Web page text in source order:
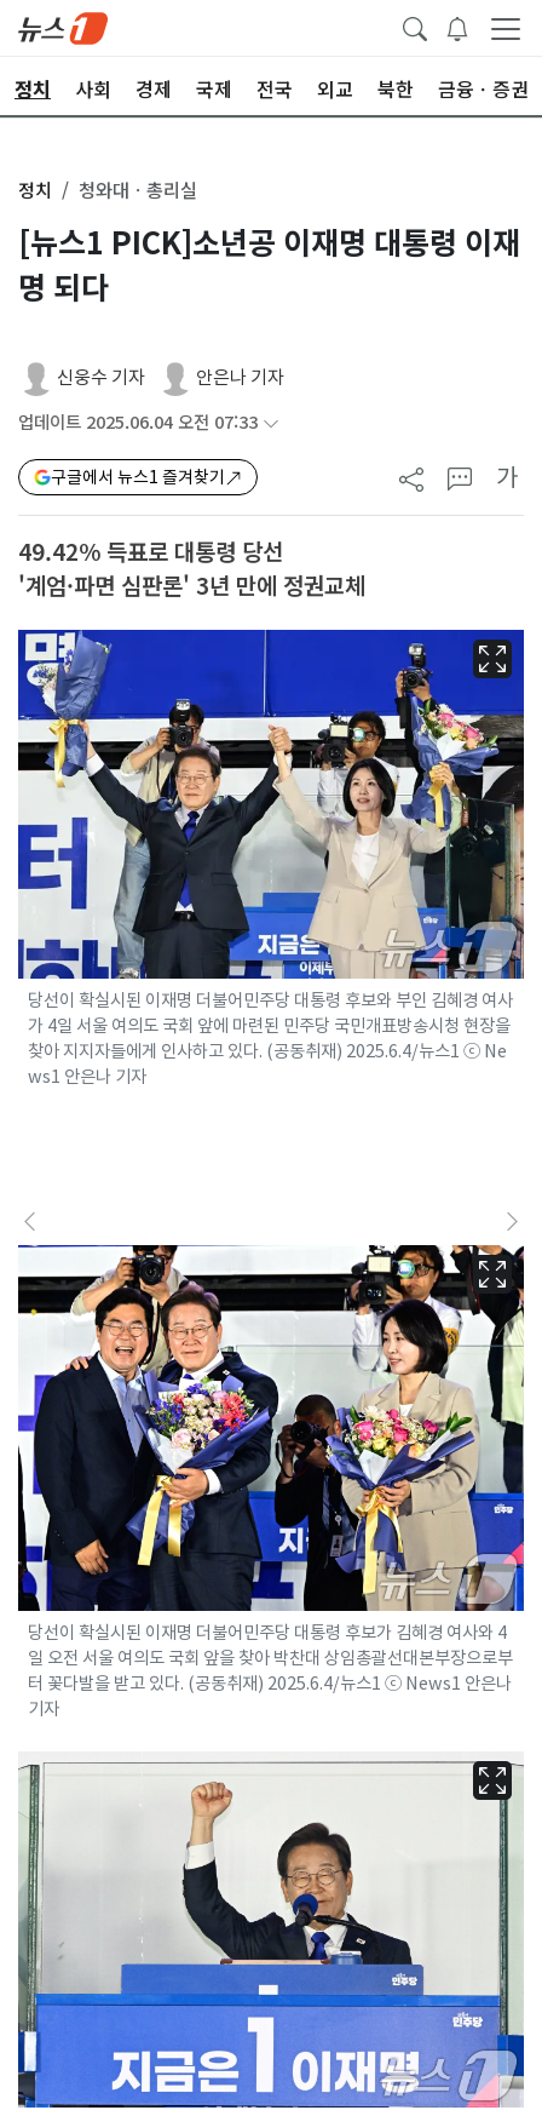
정치 사회 경제 국제 전국 외교 북한 금융ㆍ증권
정치 청와대ㆍ총리실
[뉴스1 PICK]소년공 이재명 대통령 이재
명 되다
신웅수 기자 안은나 기자
업데이트 2025.06.04 오전 07:33
구글에서 뉴스1 즐겨찾기 가
49.42% 득표로 대통령 당선
'계엄·파면 심판론' 3년 만에 정권교체
당선이 확실시된 이재명 더불어민주당 대통령 후보와 부인 김혜경 여사
가 4일 서울 여의도 국회 앞에 마련된 민주당 국민개표방송시청 현장을
찾아 지지자들에게 인사하고 있다. (공동취재) 2025.6.4/뉴스1 ⓒ Ne
ws1 안은나 기자
당선이 확실시된 이재명 더불어민주당 대통령 후보가 김혜경 여사와 4
일 오전 서울 여의도 국회 앞을 찾아 박찬대 상임총괄선대본부장으로부
터 꽃다발을 받고 있다. (공동취재) 2025.6.4/뉴스1 ⓒ News1 안은나
기자